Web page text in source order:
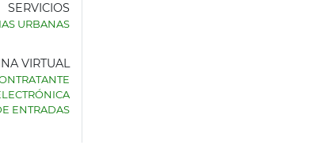
SERVICIOS
URBANAS
VIRTUAL
ENTRADAS